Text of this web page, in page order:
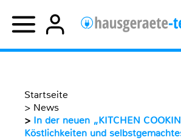
Startseite
> News
> In der neuen „KITCHEN
Köstlichkeiten und